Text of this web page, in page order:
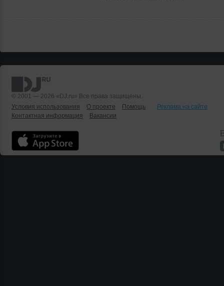
© 2001 — 2026 «DJ.ru» Все права защищены.
Условия использования
О проекте Помощь
Реклама на сайте
Контактная информация
Вакансии